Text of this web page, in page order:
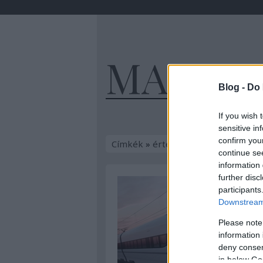
Blog -
If you wish
sensitive
confirm
continue
information
further
Please
information
deny
in below
Címkék » értelmiség